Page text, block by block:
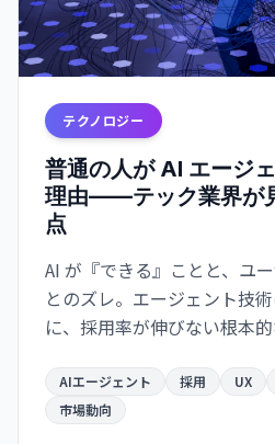
テクノロジー
普通の人が AI エージ
理由——テック業界が
点
AI が『できる』ことと、ユ
とのズレ。エージェント技
に、採用率が伸びない根本
AIエージェント 採用 UX
市場動向